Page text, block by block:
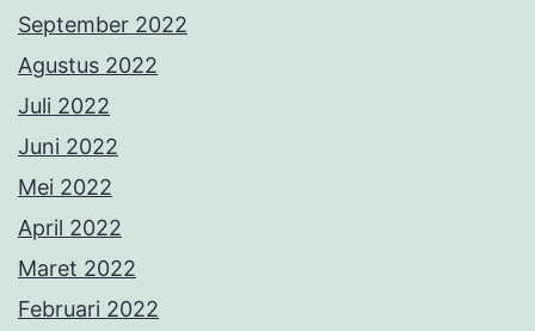
September 2022
Agustus 2022
Juli 2022
Juni 2022
Mei 2022
April 2022
Maret 2022
Februari 2022